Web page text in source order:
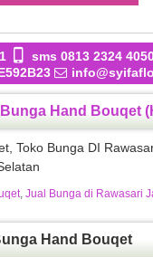
sms 0813 2324
Hand Bouqet
Toko Bunga DI
, Jual Bunga di Rawasari
Hand Bouqet